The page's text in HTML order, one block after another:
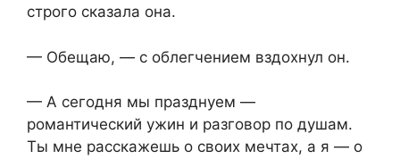
строго сказала она.
— Обещаю, — с облегчением вздохнул он.
— А сегодня мы празднуем —
романтический ужин и разговор по душам.
Ты мне расскажешь о своих мечтах, а я — о